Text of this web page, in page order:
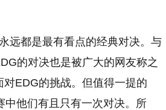
远都是最有看点的经典对决。与
的对决也是被广大的网友称之
对EDG的挑战。但值得一提的
中他们有且只有一次对决。所